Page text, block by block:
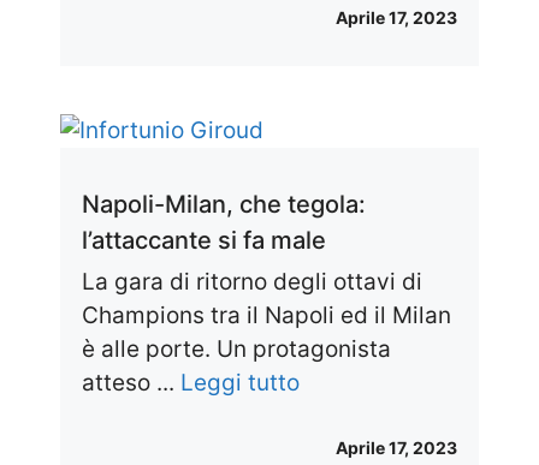
Aprile 17, 2023
Napoli-Milan, che tegola:
l’attaccante si fa male
La gara di ritorno degli ottavi di
Champions tra il Napoli ed il Milan
è alle porte. Un protagonista
atteso ... Leggi tutto
Aprile 17, 2023